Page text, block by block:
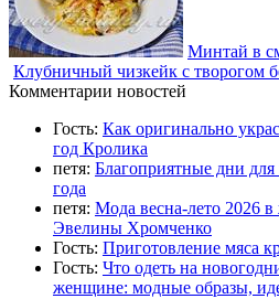
Минтай в
Клубничный чизкейк с творогом
Комментарии новостей
Гость: Как оригинально
год Кролика
петя: Благоприятные дни
года
петя: Мода весна-лето 2026
Эвелины Хромченко
Гость: Приготовление мяса
Гость: Что одеть на
женщине: модные образы,